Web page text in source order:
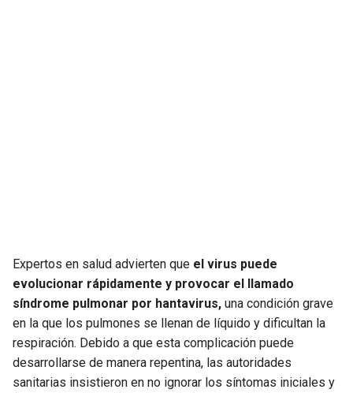
Expertos en salud advierten que el virus puede
evolucionar rápidamente y provocar el llamado
síndrome pulmonar por hantavirus, una condición grave
en la que los pulmones se llenan de líquido y dificultan la
respiración. Debido a que esta complicación puede
desarrollarse de manera repentina, las autoridades
sanitarias insistieron en no ignorar los síntomas iniciales y